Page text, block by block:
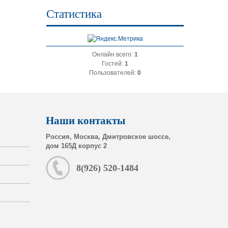
Статистика
Онлайн всего: 1
Гостей: 1
Пользователей: 0
Наши контакты
Россия, Москва, Дмитровское шоссе,
дом 165Д корпус 2
8(926) 520-1484